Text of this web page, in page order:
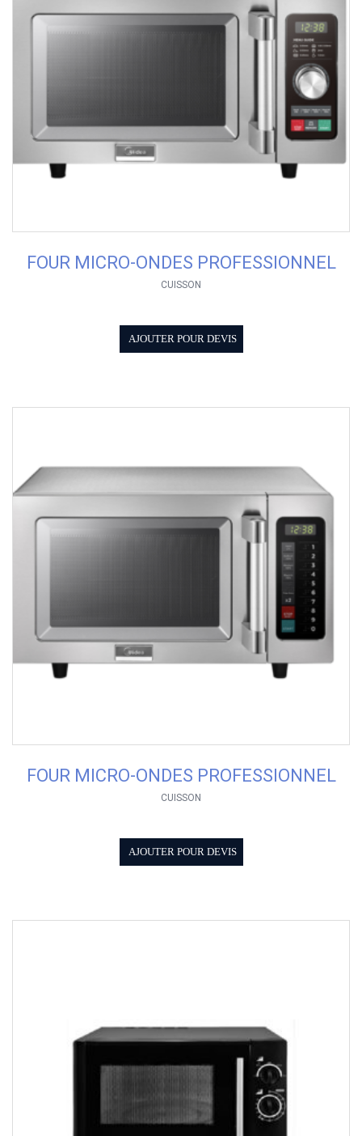
FOUR MICRO-ONDES PROFESSIONNEL
CUISSON
AJOUTER POUR DEVIS
FOUR MICRO-ONDES PROFESSIONNEL
CUISSON
AJOUTER POUR DEVIS